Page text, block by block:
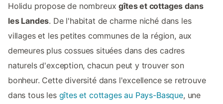
Holidu propose de nombreuxgîtes et cottages dans
les Landes. De l'habitat de charme niché dans les
villages et les petites communes de la région, aux
demeures plus cossues situées dans des cadres
naturels d'exception, chacun peut y trouver son
bonheur. Cette diversité dans l'excellence se retrouve
dans tous les gîtes et cottages au Pays-Basque, une